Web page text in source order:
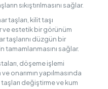
sıkıştırılmasını sağlar.
taşları, kilit taşı
ve estetik bir görünüm
taşlarını düzgün bir
sağlar.
döşeme işlemi
onarımın yapılmasında
değiştirme ve kum